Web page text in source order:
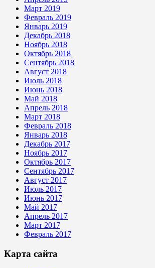
Март 2019
Февраль 2019
Январь 2019
Декабрь 2018
Ноябрь 2018
Октябрь 2018
Сентябрь 2018
Август 2018
Июль 2018
Июнь 2018
Май 2018
Апрель 2018
Март 2018
Февраль 2018
Январь 2018
Декабрь 2017
Ноябрь 2017
Октябрь 2017
Сентябрь 2017
Август 2017
Июль 2017
Июнь 2017
Май 2017
Апрель 2017
Март 2017
Февраль 2017
Карта сайта